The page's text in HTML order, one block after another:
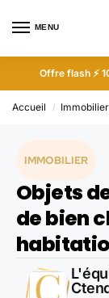
MENU
Offre flash ⚡
Accueil / Immobilier
IMMOBILIER
Objets
de bien